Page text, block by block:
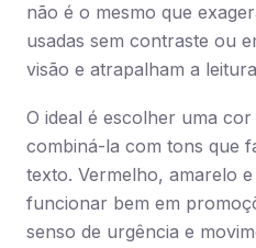
não é o mesmo que
usadas sem contraste ou
visão e atrapalham a
O ideal é escolher uma
combiná-la com tons que
texto. Vermelho, amarelo
funcionar bem em
senso de urgência e